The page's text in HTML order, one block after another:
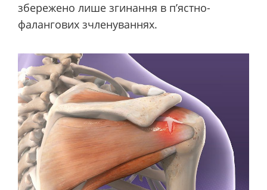
збережено лише згинання в п’ястно-
фалангових зчленуваннях.